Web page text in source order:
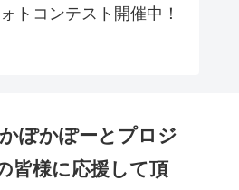
トコンテスト開催中！
ぽかぽーとプロジ
皆様に応援して頂